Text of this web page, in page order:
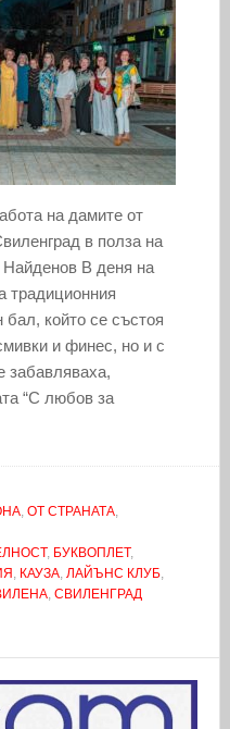
на дамите от
в полза на
В деня на
традиционния
бал, който се състоя
и финес, но и с
забавляваха,
“С любов за
, ОТ СТРАНАТА,
, БУКВОПЛЕТ,
, КАУЗА, ЛАЙЪНС КЛУБ,
, СВИЛЕНГРАД